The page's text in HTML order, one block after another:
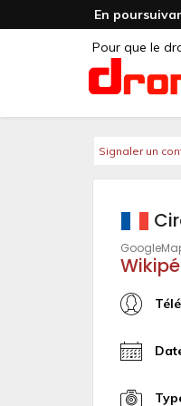
En
Pour que le
Signaler un